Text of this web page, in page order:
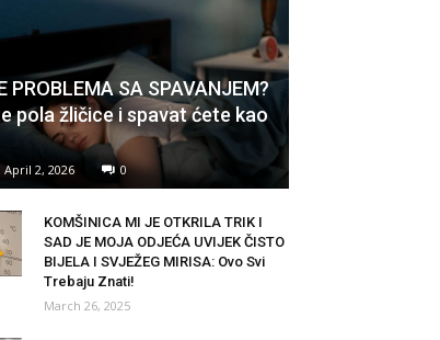
PROBLEMA SA SPAVANJEM?
pola žličice i spavat ćete kao
April 2, 2026 0
KOMŠINICA MI JE OTKRILA TRIK I
SAD JE MOJA ODJEĆA UVIJEK ČISTO
BIJELA I SVJEŽEG MIRISA: Ovo Svi
Trebaju Znati!
March 26, 2025